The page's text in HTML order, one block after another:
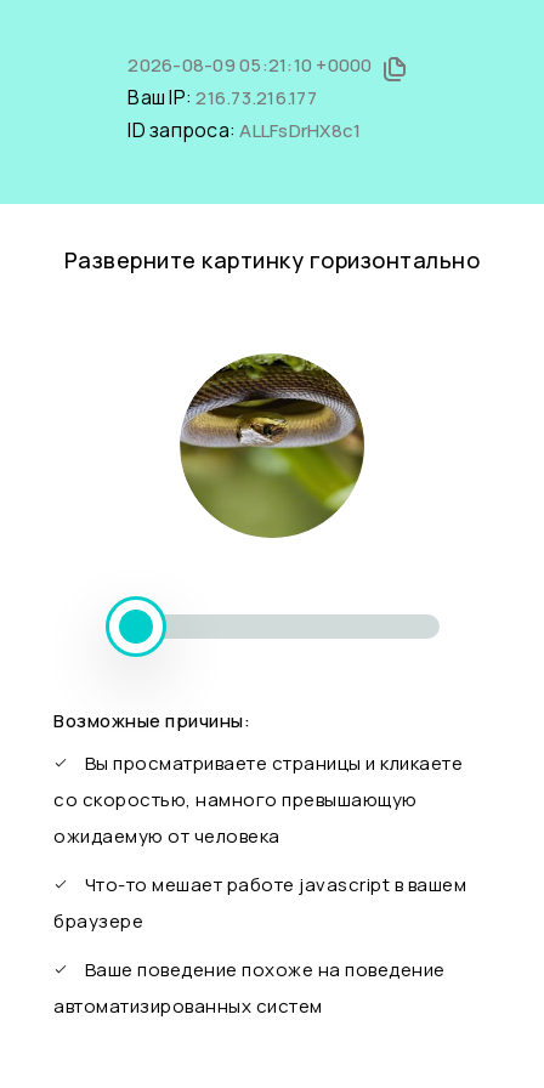
2026-08-09 05:21:10 +0000
Ваш IP:216.73.216.177
ID запроса:ALLFsDrHX8c1
Разверните картинку горизонтально
Возможные причины:
Вы просматриваете страницы и кликаете
со скоростью, намного превышающую
ожидаемую от человека
Что-то мешает работе javascript в вашем
браузере
Ваше поведение похоже на поведение
автоматизированных систем